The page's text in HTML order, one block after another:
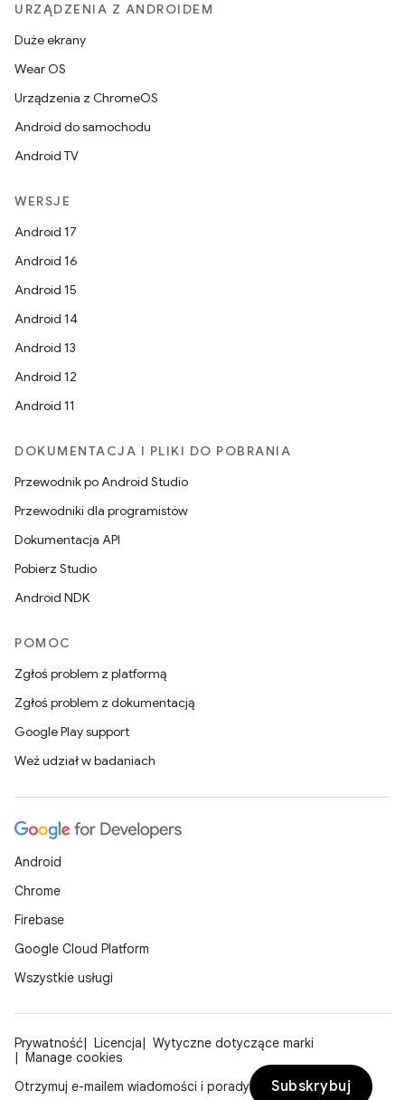
URZĄDZENIA Z ANDROIDEM
Duże ekrany
Wear OS
Urządzenia z ChromeOS
Android do samochodu
Android TV
WERSJE
Android 17
Android 16
Android 15
Android 14
Android 13
Android 12
Android 11
DOKUMENTACJA I PLIKI DO POBRANIA
Przewodnik po Android Studio
Przewodniki dla programistów
Dokumentacja API
Pobierz Studio
Android NDK
POMOC
Zgłoś problem z platformą
Zgłoś problem z dokumentacją
Google Play support
Weź udział w badaniach
Android
Chrome
Firebase
Google Cloud Platform
Wszystkie usługi
Prywatność Licencja
Wytyczne dotyczące marki
Manage cookies
Otrzymuj e-mailem wiadomości i porady
Subskrybuj